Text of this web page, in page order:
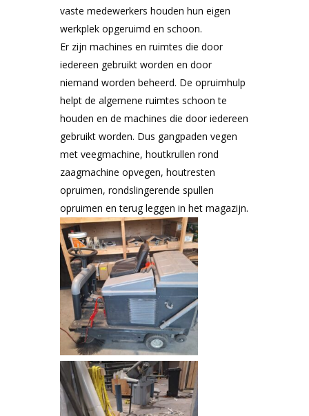
vaste medewerkers houden hun eigen
werkplek opgeruimd en schoon.
Er zijn machines en ruimtes die door
iedereen gebruikt worden en door
niemand worden beheerd. De opruimhulp
helpt de algemene ruimtes schoon te
houden en de machines die door iedereen
gebruikt worden. Dus gangpaden vegen
met veegmachine, houtkrullen rond
zaagmachine opvegen, houtresten
opruimen, rondslingerende spullen
opruimen en terug leggen in het magazijn.